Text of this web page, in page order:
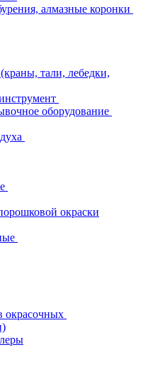
алмазные коронки
тали, лебедки,
оборудование
окраски
окрасочных